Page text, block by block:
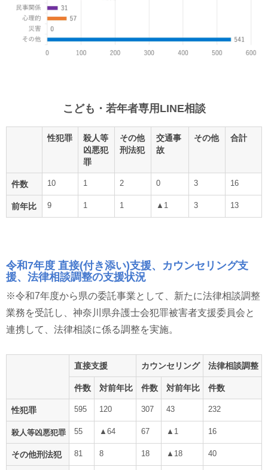
こども・若年者専用LINE相談
性犯罪
殺人等
凶悪犯
罪
その他
刑法犯
交通事
故
その他 合計
件数 10 1 2 0 3 16
前年比 9 1 1 ▲1 3 13
令和7年度 直接(付き添い)支援、カウンセリング支
援、法律相談調整の支援状況
※令和7年度から県の委託事業として、新たに法律相談調整
業務を受託し、神奈川県弁護士会犯罪被害者支援委員会と
連携して、法律相談に係る調整を実施。
直接支援 カウンセリング 法律相談調整
件数 対前年比 件数 対前年比 件数
性犯罪 595 120 307 43 232
殺人等凶悪犯罪 55 ▲64 67 ▲1 16
その他刑法犯 81 8 18 ▲18 40